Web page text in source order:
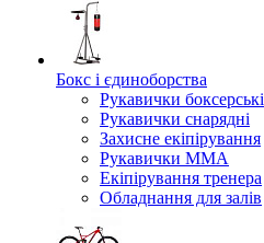
Бокс і єдиноборства
Рукавички боксерські
Рукавички снарядні
Захисне екіпірування
Рукавички ММА
Екіпірування тренера
Обладнання для залів